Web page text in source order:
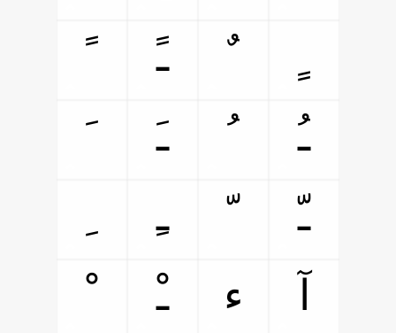
ﹰ
ﹱ ﹲ
ﹶ
ﹷ ﹸ
ﹹ
ﹻ ﹼ
ﹽ
ﹾ
ﹿ ﺀ